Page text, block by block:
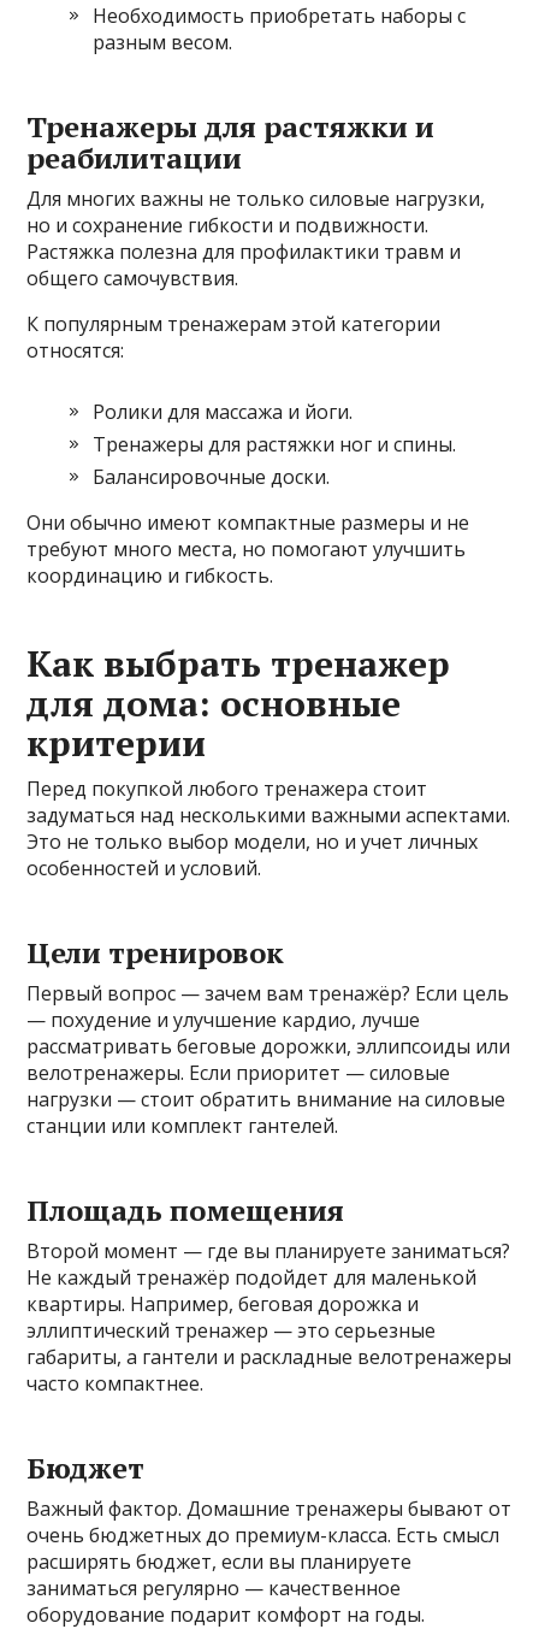
Необходимость приобретать наборы с
разным весом.
Тренажеры для растяжки и
реабилитации
Для многих важны не только силовые нагрузки,
но и сохранение гибкости и подвижности.
Растяжка полезна для профилактики травм и
общего самочувствия.
К популярным тренажерам этой категории
относятся:
Ролики для массажа и йоги.
Тренажеры для растяжки ног и спины.
Балансировочные доски.
Они обычно имеют компактные размеры и не
требуют много места, но помогают улучшить
координацию и гибкость.
Как выбрать тренажер
для дома: основные
критерии
Перед покупкой любого тренажера стоит
задуматься над несколькими важными аспектами.
Это не только выбор модели, но и учет личных
особенностей и условий.
Цели тренировок
Первый вопрос — зачем вам тренажёр? Если цель
— похудение и улучшение кардио, лучше
рассматривать беговые дорожки, эллипсоиды или
велотренажеры. Если приоритет — силовые
нагрузки — стоит обратить внимание на силовые
станции или комплект гантелей.
Площадь помещения
Второй момент — где вы планируете заниматься?
Не каждый тренажёр подойдет для маленькой
квартиры. Например, беговая дорожка и
эллиптический тренажер — это серьезные
габариты, а гантели и раскладные велотренажеры
часто компактнее.
Бюджет
Важный фактор. Домашние тренажеры бывают от
очень бюджетных до премиум-класса. Есть смысл
расширять бюджет, если вы планируете
заниматься регулярно — качественное
оборудование подарит комфорт на годы.